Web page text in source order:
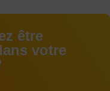
être
votre